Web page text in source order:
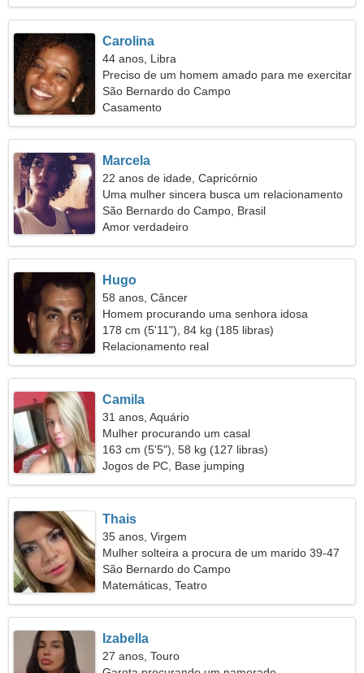
Carolina
44 anos, Libra
Preciso de um homem amado para me exercitar
São Bernardo do Campo
Casamento
Marcela
22 anos de idade, Capricórnio
Uma mulher sincera busca um relacionamento
duradouro
São Bernardo do Campo, Brasil
Amor verdadeiro
Hugo
58 anos, Câncer
Homem procurando uma senhora idosa
178 cm (5'11"), 84 kg (185 libras)
Relacionamento real
Camila
31 anos, Aquário
Mulher procurando um casal
163 cm (5'5"), 58 kg (127 libras)
Jogos de PC, Base jumping
Thais
35 anos, Virgem
Mulher solteira a procura de um marido 39-47
São Bernardo do Campo
Matemáticas, Teatro
Izabella
27 anos, Touro